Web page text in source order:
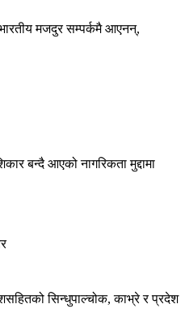
मजदुर सम्पर्कमै आएनन्,
बन्दै आएको नागरिकता मुद्दामा
सिन्धुपाल्चोक, काभ्रे र प्रदेश